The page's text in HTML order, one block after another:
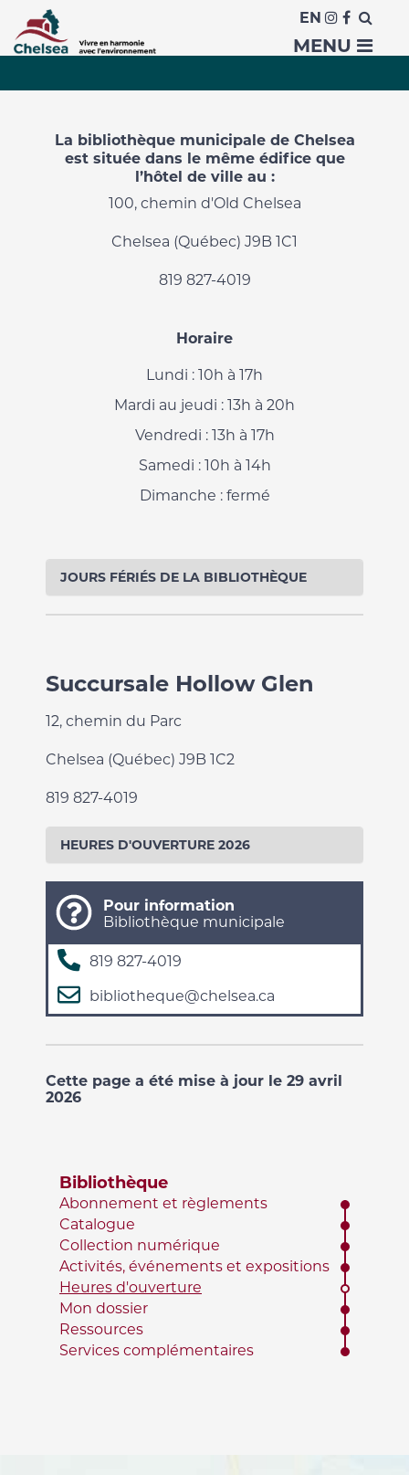
EN
MENU
Heures d'ouverture
La bibliothèque municipale de Chelsea
est située dans le même édifice que
l’hôtel de ville au :
100, chemin d'Old Chelsea
Chelsea (Québec) J9B 1C1
819 827-4019
Horaire
Lundi : 10h à 17h
Mardi au jeudi : 13h à 20h
Vendredi : 13h à 17h
Samedi : 10h à 14h
Dimanche : fermé
JOURS FÉRIÉS DE LA BIBLIOTHÈQUE
Succursale Hollow Glen
12, chemin du Parc
Chelsea (Québec) J9B 1C2
819 827-4019
HEURES D'OUVERTURE 2026
Pour information
Bibliothèque municipale
819 827-4019
bibliotheque@chelsea.ca
Cette page a été mise à jour le 29 avril
2026
Bibliothèque
Abonnement et règlements
Catalogue
Collection numérique
Activités, événements et expositions
Heures d'ouverture
Mon dossier
Ressources
Services complémentaires